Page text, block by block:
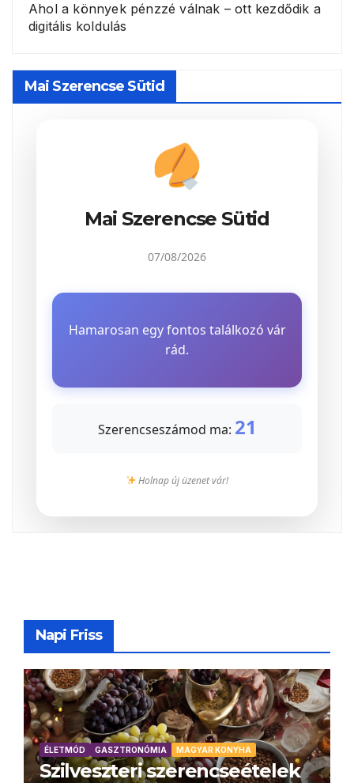
Ahol a könnyek pénzzé válnak – ott kezdődik a
digitális koldulás
Mai Szerencse Sütid
Mai Szerencse Sütid
07/08/2026
Hamarosan egy fontos találkozó vár
rád.
Szerencseszámod ma: 21
Holnap új üzenet vár!
Napi Friss
ÉLETMÓD GASZTRONÓMIA MAGYAR KONYHA
Szilveszteri szerencseételek